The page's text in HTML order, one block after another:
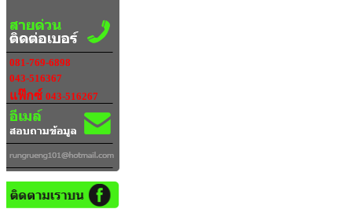
081-769-6898
043-516367
แฟ๊กซ์ 043-516267